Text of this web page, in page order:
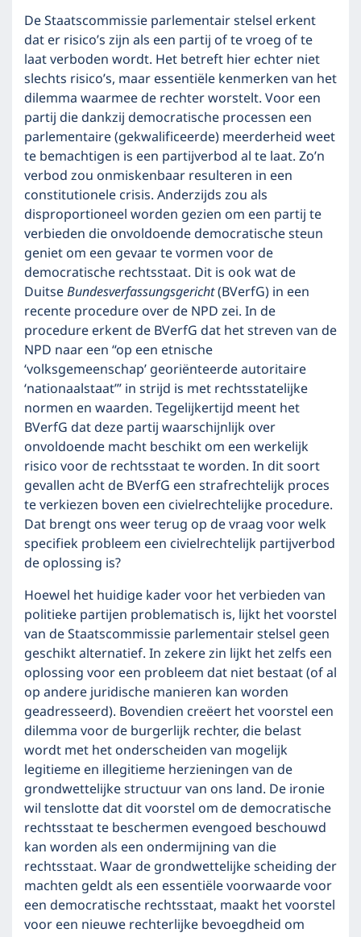
De Staatscommissie parlementair stelsel erkent
dat er risico’s zijn als een partij of te vroeg of te
laat verboden wordt. Het betreft hier echter niet
slechts risico’s, maar essentiële kenmerken van het
dilemma waarmee de rechter worstelt. Voor een
partij die dankzij democratische processen een
parlementaire (gekwalificeerde) meerderheid weet
te bemachtigen is een partijverbod al te laat. Zo’n
verbod zou onmiskenbaar resulteren in een
constitutionele crisis. Anderzijds zou als
disproportioneel worden gezien om een partij te
verbieden die onvoldoende democratische steun
geniet om een gevaar te vormen voor de
democratische rechtsstaat. Dit is ook wat de
DuitseBundesverfassungsgericht(BVerfG) in een
recente procedure over de NPD zei. In de
procedure erkent de BVerfG dat het streven van de
NPD naar een “op een etnische
‘volksgemeenschap’ georiënteerde autoritaire
‘nationaalstaat’” in strijd is met rechtsstatelijke
normen en waarden. Tegelijkertijd meent het
BVerfG dat deze partij waarschijnlijk over
onvoldoende macht beschikt om een werkelijk
risico voor de rechtsstaat te worden. In dit soort
gevallen acht de BVerfG een strafrechtelijk proces
te verkiezen boven een civielrechtelijke procedure.
Dat brengt ons weer terug op de vraag voor welk
specifiek probleem een civielrechtelijk partijverbod
de oplossing is?
Hoewel het huidige kader voor het verbieden van
politieke partijen problematisch is, lijkt het voorstel
van de Staatscommissie parlementair stelsel geen
geschikt alternatief. In zekere zin lijkt het zelfs een
oplossing voor een probleem dat niet bestaat (of al
op andere juridische manieren kan worden
geadresseerd). Bovendien creëert het voorstel een
dilemma voor de burgerlijk rechter, die belast
wordt met het onderscheiden van mogelijk
legitieme en illegitieme herzieningen van de
grondwettelijke structuur van ons land. De ironie
wil tenslotte dat dit voorstel om de democratische
rechtsstaat te beschermen evengoed beschouwd
kan worden als een ondermijning van die
rechtsstaat. Waar de grondwettelijke scheiding der
machten geldt als een essentiële voorwaarde voor
een democratische rechtsstaat, maakt het voorstel
voor een nieuwe rechterlijke bevoegdheid om